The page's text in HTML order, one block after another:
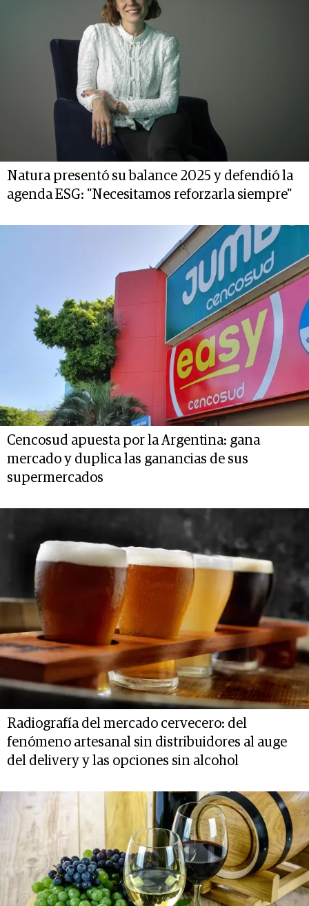
Natura presentó su balance 2025 y defendió la
agenda ESG: "Necesitamos reforzarla siempre"
Cencosud apuesta por la Argentina: gana
mercado y duplica las ganancias de sus
supermercados
Radiografía del mercado cervecero: del
fenómeno artesanal sin distribuidores al auge
del delivery y las opciones sin alcohol